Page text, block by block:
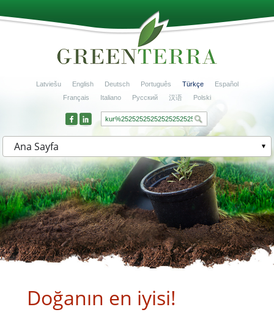
Latviešu English Deutsch Português Türkçe
Español
Français
Italiano Русский 汉语 Polski
Ana Sayfa
Doğanın en iyisi!